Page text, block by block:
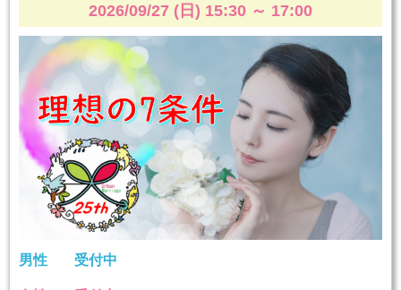
2026/09/27 (日) 15:30 ～ 17:00
男性 受付中